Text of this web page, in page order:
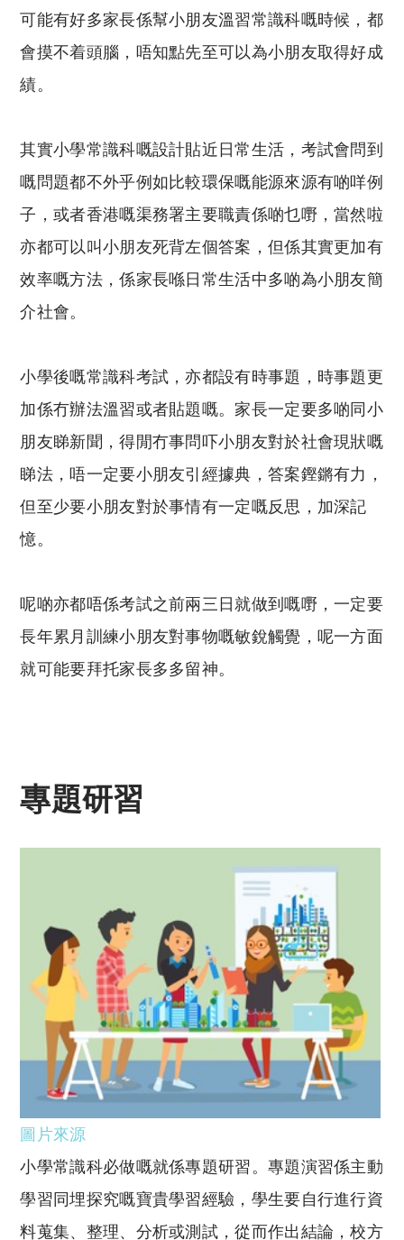
可能有好多家長係幫小朋友溫習常識科嘅時候，都
會摸不着頭腦，唔知點先至可以為小朋友取得好成
績。
其實小學常識科嘅設計貼近日常生活，考試會問到
嘅問題都不外乎例如比較環保嘅能源來源有啲咩例
子，或者香港嘅渠務署主要職責係啲乜嘢，當然啦
亦都可以叫小朋友死背左個答案，但係其實更加有
效率嘅方法，係家長喺日常生活中多啲為小朋友簡
介社會。
小學後嘅常識科考試，亦都設有時事題，時事題更
加係冇辦法溫習或者貼題嘅。家長一定要多啲同小
朋友睇新聞，得閒冇事問吓小朋友對於社會現狀嘅
睇法，唔一定要小朋友引經據典，答案鏗鏘有力，
但至少要小朋友對於事情有一定嘅反思，加深記
憶。
呢啲亦都唔係考試之前兩三日就做到嘅嘢，一定要
長年累月訓練小朋友對事物嘅敏銳觸覺，呢一方面
就可能要拜托家長多多留神。
專題研習
圖片來源
小學常識科必做嘅就係專題研習。專題演習係主動
學習同埋探究嘅寶貴學習經驗，學生要自行進行資
料蒐集、整理、分析或測試，從而作出結論，校方